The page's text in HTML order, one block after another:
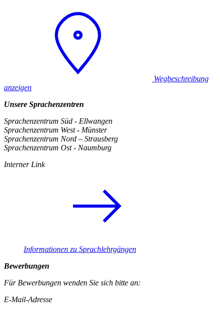
Wegbeschreibung
anzeigen
Unsere Sprachenzentren
Sprachenzentrum Süd - Ellwangen
Sprachenzentrum West - Münster
Sprachenzentrum Nord – Strausberg
Sprachenzentrum Ost - Naumburg
Interner Link
Informationen zu Sprachlehrgängen
Bewerbungen
Für Bewerbungen wenden Sie sich bitte an:
E-Mail-Adresse